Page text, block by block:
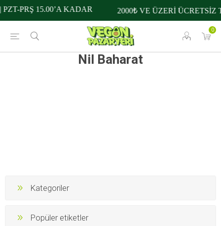
0
PRŞ 15.00’A KADAR 2000₺ VE ÜZERİ ÜCRETSİZ
Nil Baharat
Kategoriler
Popüler etiketler